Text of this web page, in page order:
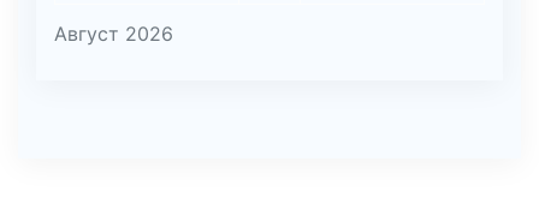
Август 2026